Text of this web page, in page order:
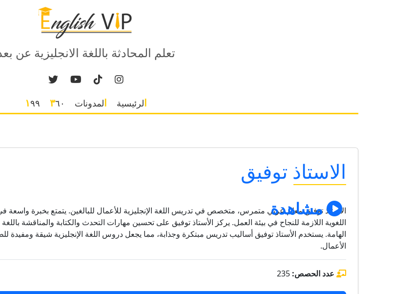
تعلم المحادثة باللغة الانجليزية عن
الرئيسية المدونات ٣٦٠ ١٩٩
الاستاذ توفيق
الأستاذ توفيق معلم عربي متمرس، متخصص في تدريس اللغة الإنجليزية للأعمال للبالغين. يتمتع بخبرة
اللغوية اللازمة للنجاح في بيئة العمل. يركز الأستاذ توفيق على تحسين مهارات التحدث والكتابة والمناقشة
الهامة. يستخدم الأستاذ توفيق أساليب تدريس مبتكرة وجذابة، مما يجعل دروس اللغة الإنجليزية شيقة ومفيدة
الأعمال.
مشاهدة
عدد الحصص: